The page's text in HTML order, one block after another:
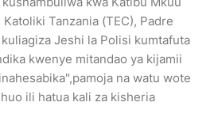
Tanzania (TEC), Padre
Jeshi la Polisi kumtafuta
kwenye mitandao ya kijamii
na watu wote
ili hatua kali za kisheria